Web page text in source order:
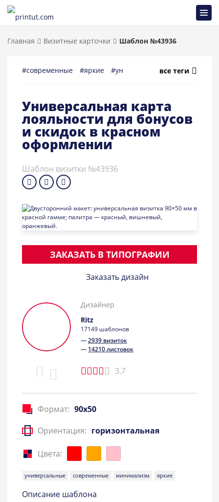
Главная Визитные карточки Шаблон №43936
#современные #яркие #универсальные #визитка
все теги
Универсальная карта
лояльности для бонусов
и скидок в красном
оформлении
Шаблон визитки №43936
ЗАКАЗАТЬ В ТИПОГРАФИИ
Заказать дизайн
Дизайнер
Ritz
17149 шаблонов
—2939 визиток
— 14210 листовок
3.7
Формат: 90x50
Ориентация: горизонтальная
Цвета:
универсальные современные минимализм яркие
Описание шаблона